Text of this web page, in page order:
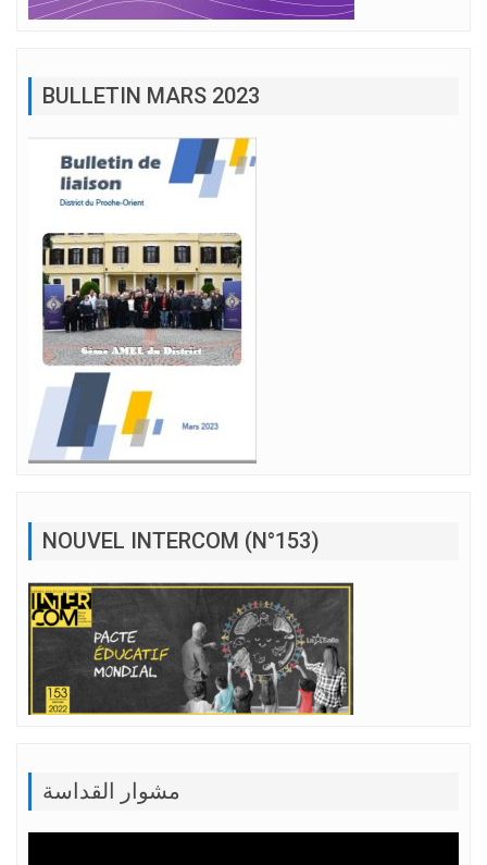
BULLETIN MARS 2023
NOUVEL INTERCOM (N°153)
مشوار القداسة